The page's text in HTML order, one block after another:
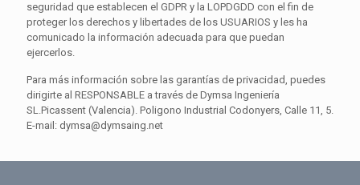
seguridad que establecen el GDPR y la LOPDGDD con el fin de
proteger los derechos y libertades de los USUARIOS y les ha
comunicado la información adecuada para que puedan
ejercerlos.
Para más información sobre las garantías de privacidad, puedes
dirigirte al RESPONSABLE a través de Dymsa Ingeniería
SL.Picassent (Valencia). Poligono Industrial Codonyers, Calle 11, 5.
E-mail: dymsa@dymsaing.net